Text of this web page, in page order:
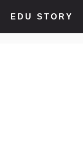
EDU STORY